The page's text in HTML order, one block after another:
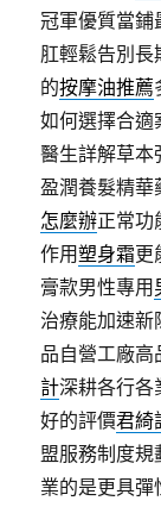
冠軍優質當鋪
肛輕鬆告別
的按摩油推薦
如何選擇合適
醫生詳解草本
盈潤養髮精華
怎麼辦正常功
作用塑身霜更
膏款男性專用
治療能加速新
品自營工廠高
計深耕各行各
好的評價君綺
盟服務制度規
業的是更具